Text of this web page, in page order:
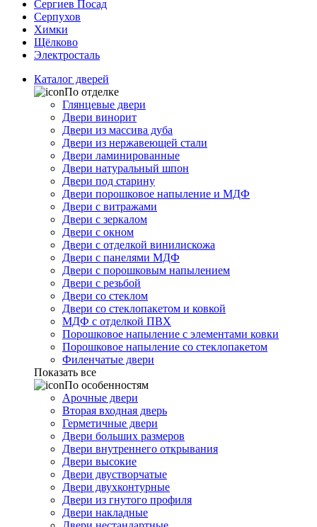
Сергиев Посад
Серпухов
Химки
Щёлково
Электросталь
Каталог дверей
По отделке
Глянцевые двери
Двери винорит
Двери из массива дуба
Двери из нержавеющей стали
Двери ламинированные
Двери натуральный шпон
Двери под старину
Двери порошковое напыление и МДФ
Двери с витражами
Двери с зеркалом
Двери с окном
Двери с отделкой винилискожа
Двери с панелями МДФ
Двери с порошковым напылением
Двери с резьбой
Двери со стеклом
Двери со стеклопакетом и ковкой
МДФ с отделкой ПВХ
Порошковое напыление с элементами ковки
Порошковое напыление со стеклопакетом
Филенчатые двери
Показать все
По особенностям
Арочные двери
Вторая входная дверь
Герметичные двери
Двери больших размеров
Двери внутреннего открывания
Двери высокие
Двери двустворчатые
Двери двухконтурные
Двери из гнутого профиля
Двери накладные